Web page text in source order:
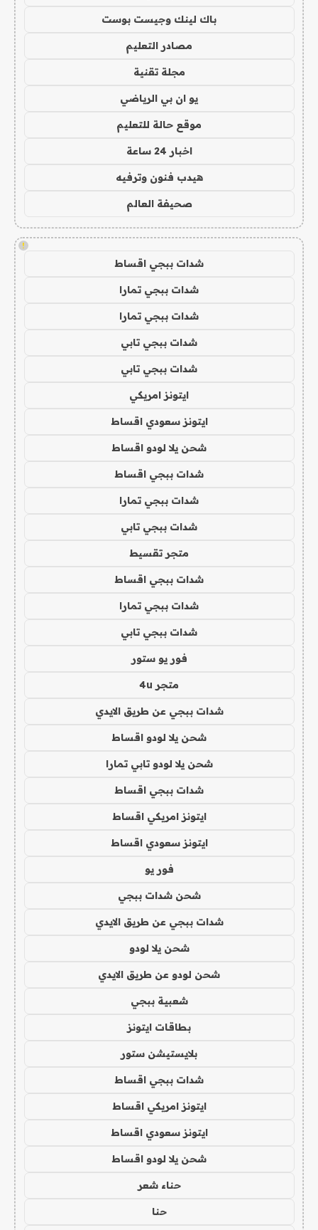
باك لينك وجيست بوست
مصادر التعليم
مجلة تقنية
يو ان بي الرياضي
موقع حالة للتعليم
اخبار 24 ساعة
هيدب فنون وترفيه
صحيفة العالم
!
شدات ببجي اقساط
شدات ببجي تمارا
شدات ببجي تمارا
شدات ببجي تابي
شدات ببجي تابي
ايتونز امريكي
ايتونز سعودي اقساط
شحن يلا لودو اقساط
شدات ببجي اقساط
شدات ببجي تمارا
شدات ببجي تابي
متجر تقسيط
شدات ببجي اقساط
شدات ببجي تمارا
شدات ببجي تابي
فور يو ستور
متجر 4u
شدات ببجي عن طريق الايدي
شحن يلا لودو اقساط
شحن يلا لودو تابي تمارا
شدات ببجي اقساط
ايتونز امريكي اقساط
ايتونز سعودي اقساط
فور يو
شحن شدات ببجي
شدات ببجي عن طريق الايدي
شحن يلا لودو
شحن لودو عن طريق الايدي
شعبية ببجي
بطاقات ايتونز
بلايستيشن ستور
شدات ببجي اقساط
ايتونز امريكي اقساط
ايتونز سعودي اقساط
شحن يلا لودو اقساط
حناء شعر
حنا